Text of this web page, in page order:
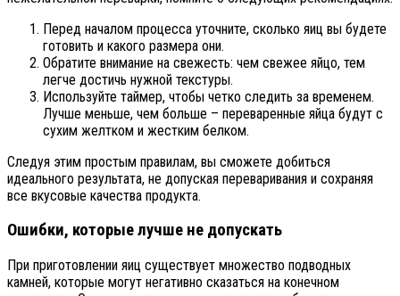
Перед началом процесса уточните, сколько яиц вы будете
готовить и какого размера они.
Обратите внимание на свежесть: чем свежее яйцо, тем
легче достичь нужной текстуры.
Используйте таймер, чтобы четко следить за временем.
Лучше меньше, чем больше – переваренные яйца будут с
сухим желтком и жестким белком.
Следуя этим простым правилам, вы сможете добиться
идеального результата, не допуская переваривания и сохраняя
все вкусовые качества продукта.
Ошибки, которые лучше не допускать
При приготовлении яиц существует множество подводных
камней, которые могут негативно сказаться на конечном